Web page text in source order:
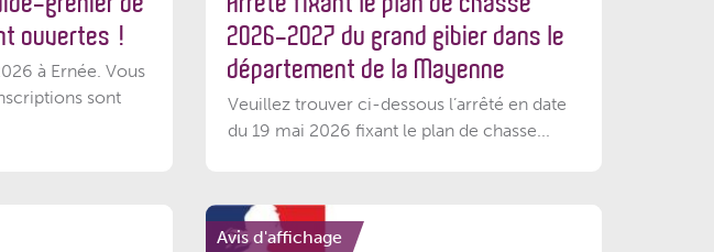
ouvertes !
à Ernée. Vous
sont
2026-2027 du grand gibier dans le
département de la Mayenne
Veuillez trouver ci-dessous l’arrêté en date
du 19 mai 2026 fixant le plan de chasse...
Avis d'affichage